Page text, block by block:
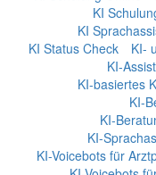
KI
KI
KI Status Check
KI-
KI-
KI-basiertes
KI-
KI-
KI-
KI-Voicebots für